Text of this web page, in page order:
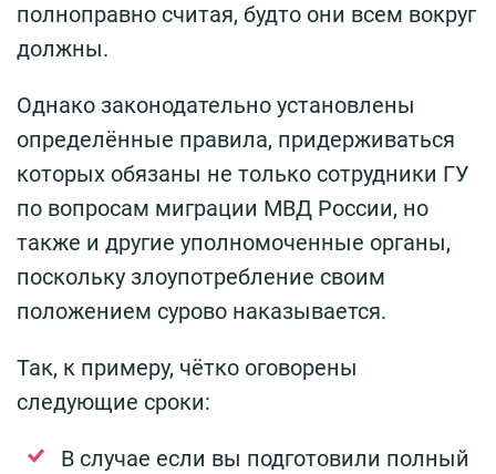
полноправно считая, будто они всем вокруг
должны.
Однако законодательно установлены
определённые правила, придерживаться
которых обязаны не только сотрудники ГУ
по вопросам миграции МВД России, но
также и другие уполномоченные органы,
поскольку злоупотребление своим
положением сурово наказывается.
Так, к примеру, чётко оговорены
следующие сроки:
В случае если вы подготовили полный